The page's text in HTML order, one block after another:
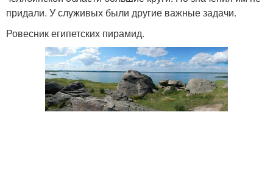
придали. У служивых были другие важные задачи.
Ровесник египетских пирамид.